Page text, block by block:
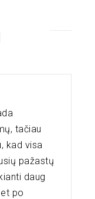
tačiau
kad visa
pažastų
daug
po